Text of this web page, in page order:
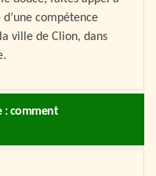
compétence
ville de Clion, dans
: comment